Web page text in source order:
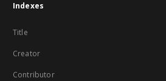
Indexes
Title
Creator
Contributor